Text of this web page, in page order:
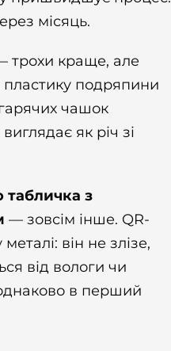
місяць.
трохи краще, але
пластику подряпини
чашок
як річ зі
табличка з
— зовсім інше. QR-
він не злізе,
від вологи чи
в перший